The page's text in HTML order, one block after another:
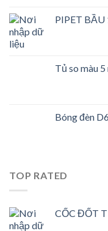
PIPET BẦU
Tủ so màu
Bóng đèn
TOP RATED
CỐC ĐỐT